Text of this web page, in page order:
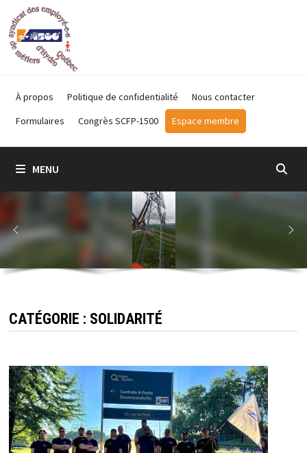
Passer
au
contenu
À propos Politique de confidentialité
Nous contacter
Formulaires
Congrès SCFP-1500 Espace membre
MENU
CATÉGORIE : SOLIDARITÉ